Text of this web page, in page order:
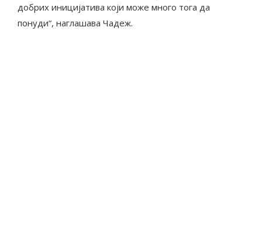
добрих иницијатива који може много тога да
понуди“, наглашава Чадеж.